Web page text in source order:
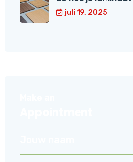
juli 19, 2025